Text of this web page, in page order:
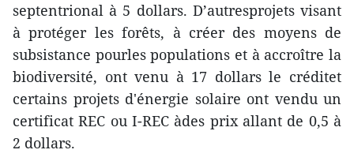
septentrional à 5 dollars. D’autresprojets visant
à protéger les forêts, à créer des moyens de
subsistance pourles populations et à accroître la
biodiversité, ont venu à 17 dollars le créditet
certains projets d'énergie solaire ont vendu un
certificat REC ou I-REC àdes prix allant de 0,5 à
2 dollars.